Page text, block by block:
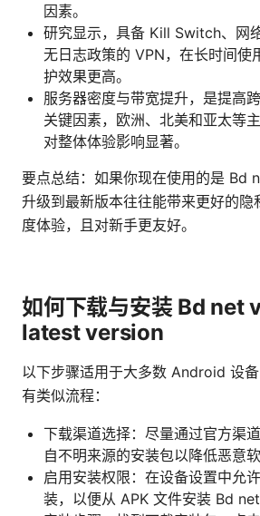
因素。
研究显示，具备 Kill Switch、网
无日志政策的 VPN，在长时间使
护效果更高。
服务器密度与带宽提升，是提高
关键因素，欧洲、北美和亚太等
对整体体验影响显著。
要点总结：如果你现在使用的是 Bd
升级到最新版本往往能带来更好的隐
度体验，且对新手更友好。
如何下载与安装 Bd net
latest version
以下步骤适用于大多数 Android 设
有类似流程：
下载渠道选择：尽量通过官方渠
自不明来源的安装包以降低恶意软
启用安装权限：在设备设置中允
装，以便从 APK 文件安装 Bd net